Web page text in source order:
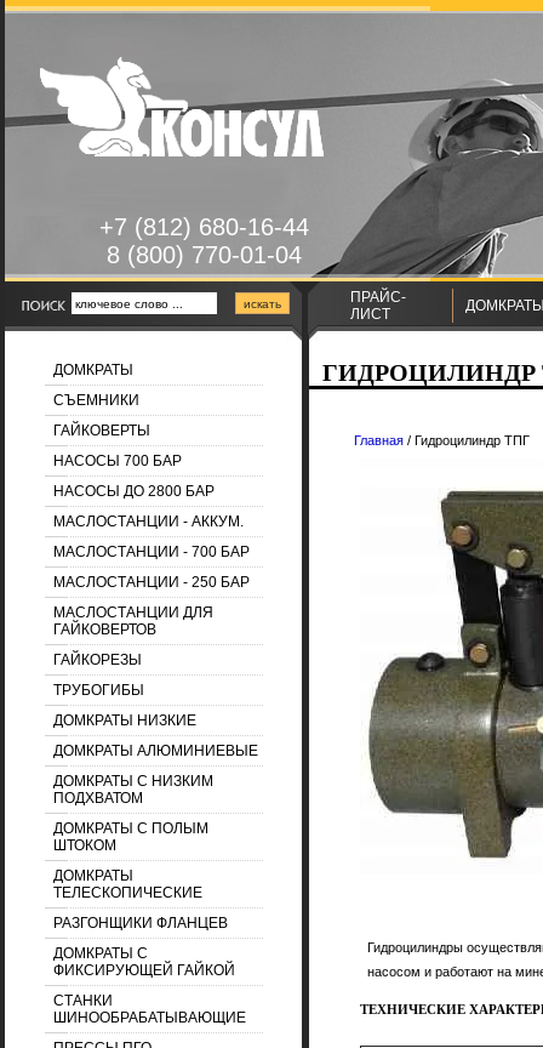
+7 (812) 680-16-44
8 (800) 770-01-04
ПРАЙС-
ЛИСТ
ДОМКРАТЫ
СЪЕМНИКИ
ГАЙКОВЕРТЫ
НАСОСЫ 700 БАР
НАСОСЫ ДО 2800 БАР
МАСЛОСТАНЦИИ - АККУМ.
МАСЛОСТАНЦИИ - 700 БАР
МАСЛОСТАНЦИИ - 250 БАР
МАСЛОСТАНЦИИ ДЛЯ
ГАЙКОВЕРТОВ
ГАЙКОРЕЗЫ
ТРУБОГИБЫ
ДОМКРАТЫ НИЗКИЕ
ДОМКРАТЫ АЛЮМИНИЕВЫЕ
ДОМКРАТЫ С НИЗКИМ
ПОДХВАТОМ
ДОМКРАТЫ С ПОЛЫМ
ШТОКОМ
ДОМКРАТЫ
ТЕЛЕСКОПИЧЕСКИЕ
РАЗГОНЩИКИ ФЛАНЦЕВ
ДОМКРАТЫ С
ФИКСИРУЮЩЕЙ ГАЙКОЙ
СТАНКИ
ШИНООБРАБАТЫВАЮЩИЕ
Главная / Гидроцилиндр ТПГ
Гидроцилиндры
насосом и работают на
ТЕХНИЧЕСКИЕ